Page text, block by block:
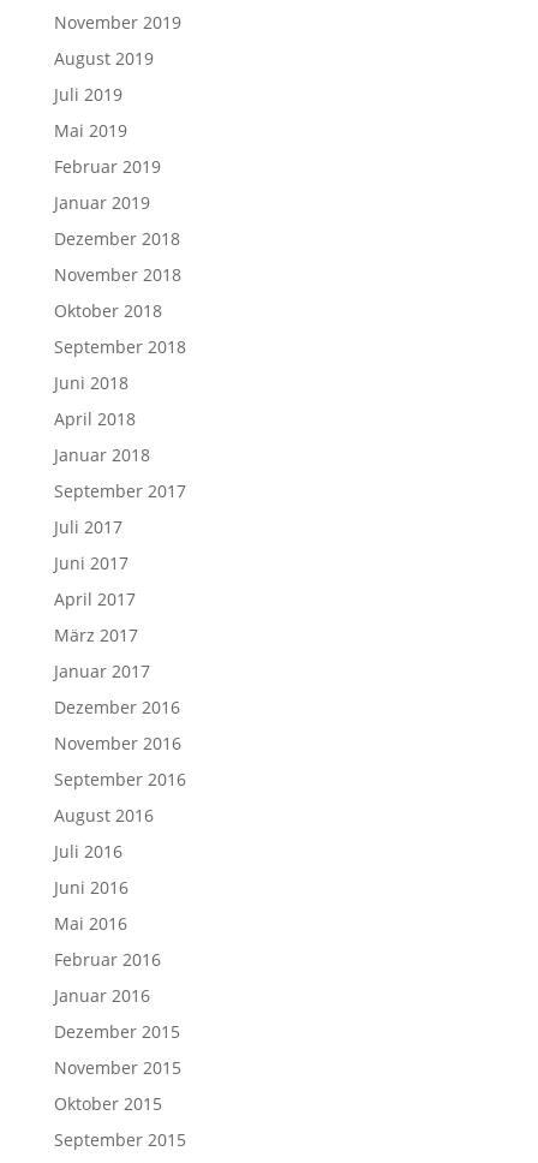
November 2019
August 2019
Juli 2019
Mai 2019
Februar 2019
Januar 2019
Dezember 2018
November 2018
Oktober 2018
September 2018
Juni 2018
April 2018
Januar 2018
September 2017
Juli 2017
Juni 2017
April 2017
März 2017
Januar 2017
Dezember 2016
November 2016
September 2016
August 2016
Juli 2016
Juni 2016
Mai 2016
Februar 2016
Januar 2016
Dezember 2015
November 2015
Oktober 2015
September 2015